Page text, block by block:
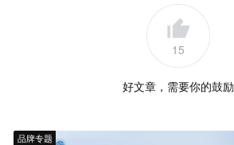
15
好文章，需要你的鼓励
品牌专题